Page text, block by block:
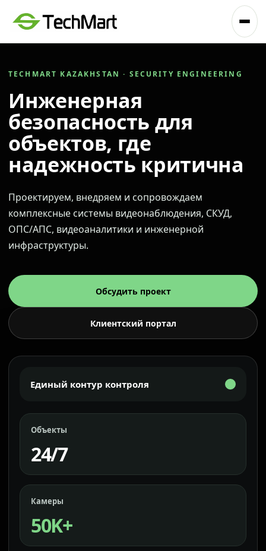
TECHMART KAZAKHSTAN · SECURITY ENGINEERING
Инженерная
безопасность для
объектов, где
надежность критична
Проектируем, внедряем и сопровождаем
комплексные системы видеонаблюдения, СКУД,
ОПС/АПС, видеоаналитики и инженерной
инфраструктуры.
Обсудить проект
Клиентский портал
Единый контур контроля
Объекты
24/7
Камеры
50K+